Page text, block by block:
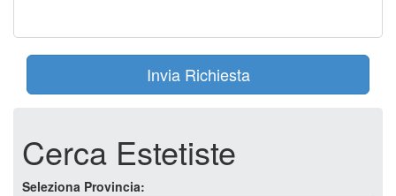
Invia Richiesta
Cerca Estetiste
Seleziona Provincia: